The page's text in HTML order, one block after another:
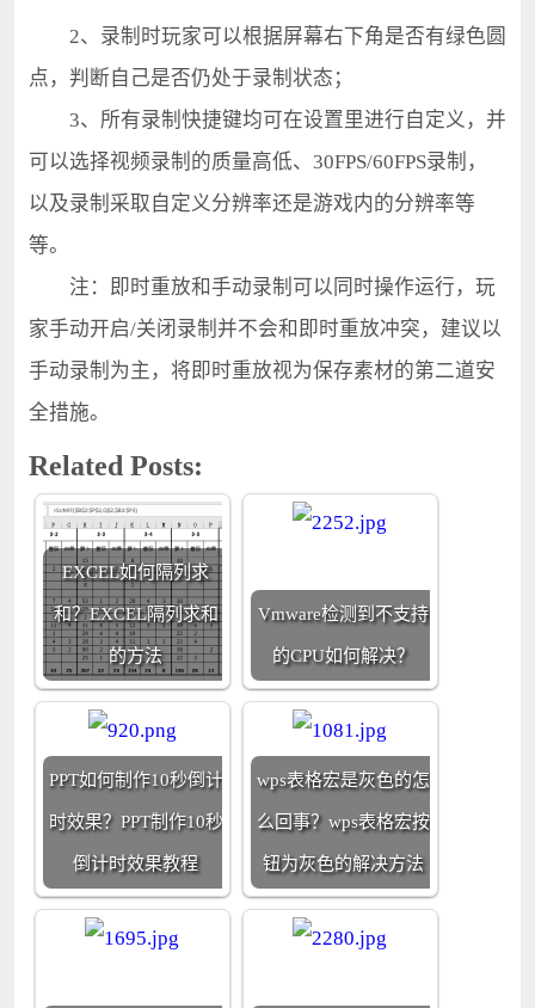
2、录制时玩家可以根据屏幕右下角是否有绿色圆
点，判断自己是否仍处于录制状态；
3、所有录制快捷键均可在设置里进行自定义，并
可以选择视频录制的质量高低、30FPS/60FPS录制，
以及录制采取自定义分辨率还是游戏内的分辨率等
等。
注：即时重放和手动录制可以同时操作运行，玩
家手动开启/关闭录制并不会和即时重放冲突，建议以
手动录制为主，将即时重放视为保存素材的第二道安
全措施。
Related Posts:
EXCEL如何隔列求
和？EXCEL隔列求和
的方法
Vmware检测到不支持
的CPU如何解决？
PPT如何制作10秒倒计
时效果？PPT制作10秒
倒计时效果教程
wps表格宏是灰色的怎
么回事？wps表格宏按
钮为灰色的解决方法